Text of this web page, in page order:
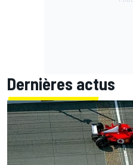
Dernières actus